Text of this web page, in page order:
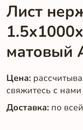
Лист
матовый
Цена:
свяжитесь с
Доставка: по